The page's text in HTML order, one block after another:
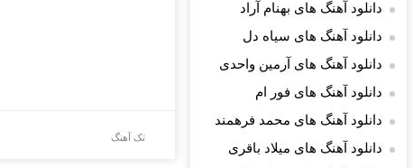
تک آهنگ
دانلود آهنگ های بهنام آراد
دانلود آهنگ های سیاه دل
دانلود آهنگ های آرمین واحدی
دانلود آهنگ های فور ام
دانلود آهنگ های محمد فرهمند
دانلود آهنگ های میلاد باقری